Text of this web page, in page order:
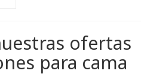
ofertas
para cama